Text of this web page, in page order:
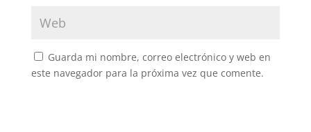
Guarda mi nombre, correo electrónico y web en
este navegador para la próxima vez que comente.